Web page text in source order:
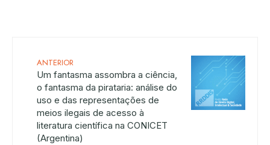
ANTERIOR
Um fantasma assombra a ciência,
o fantasma da pirataria: análise do
uso e das representações de
meios ilegais de acesso à
literatura científica na CONICET
(Argentina)